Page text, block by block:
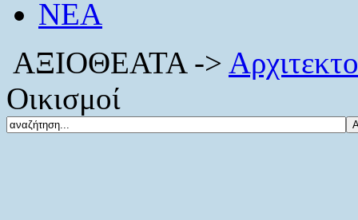
ΝΕΑ
ΑΞΙΟΘΕΑΤΑ ->
Οικισμοί